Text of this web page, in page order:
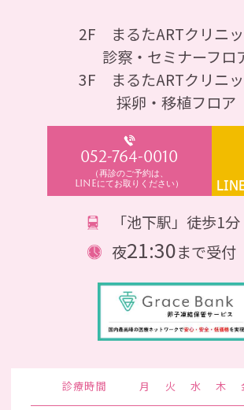
2F まるたARTクリニ
診察・セミナーフロ
3F まるたARTクリニ
採卵・移植フロア
052-764-0010
（再診のご予約は、
LINEにてお取りください）
「池下駅」徒歩1分
夜21:30まで受付
診療時間 月 火 水 木